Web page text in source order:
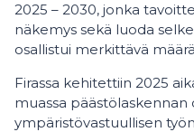
2025 – 2030, jonka
näkemys sekä luoda
osallistui merkittävä
Firassa kehitettiin 2025
muassa päästölaskennan
ympäristövastuullisen